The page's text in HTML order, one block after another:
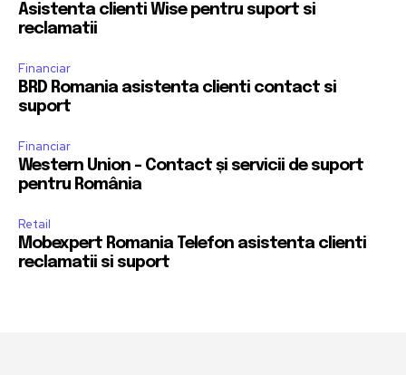
Asistenta clienti Wise pentru suport si
reclamatii
Financiar
BRD Romania asistenta clienti contact si
suport
Financiar
Western Union – Contact și servicii de suport
pentru România
Retail
Mobexpert Romania Telefon asistenta clienti
reclamatii si suport